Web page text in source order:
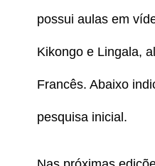
possui aulas em
Kikongo e Lingala,
Francês. Abaixo
pesquisa inicial.